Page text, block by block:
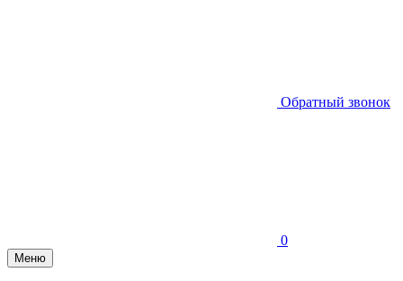
Обратный звонок
0
Меню